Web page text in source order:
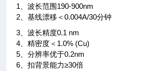
1、波长范围190-900nm
2、基线漂移＜0.004A/30分钟
3、波长精度0.1 nm
4、精密度＜1.0% (Cu)
5、分辨率优于0.2nm
6、扣背景能力≥30倍